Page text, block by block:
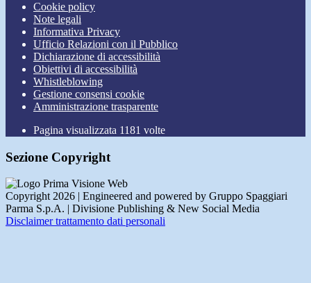
Cookie policy
Note legali
Informativa Privacy
Ufficio Relazioni con il Pubblico
Dichiarazione di accessibilità
Obiettivi di accessibilità
Whistleblowing
Gestione consensi cookie
Amministrazione trasparente
Pagina visualizzata 1181 volte
Sezione Copyright
Copyright 2026 | Engineered and powered by Gruppo Spaggiari
Parma S.p.A. | Divisione Publishing & New Social Media
Disclaimer trattamento dati personali